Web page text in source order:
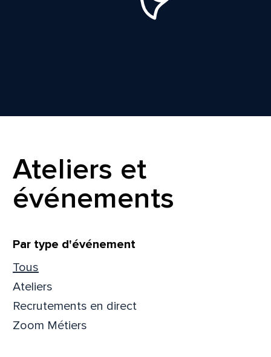
Ateliers et
événements
Filtrer
Par type d'événement
Tous
Ateliers
Recrutements en direct
Zoom Métiers